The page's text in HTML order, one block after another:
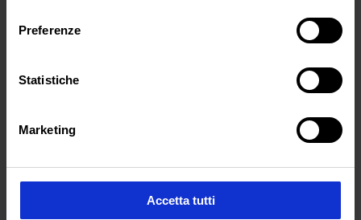
Preferenze
Statistiche
Marketing
Accetta tutti
OBIETTIVI